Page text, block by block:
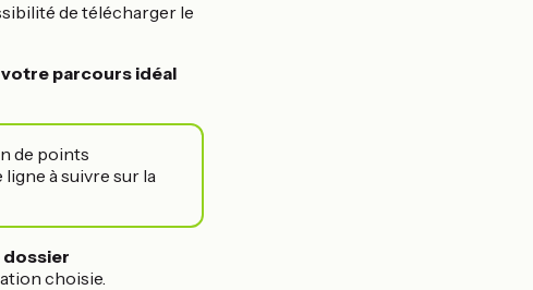
de télécharger le
parcours idéal
de points
à suivre sur la
dossier
choisie.